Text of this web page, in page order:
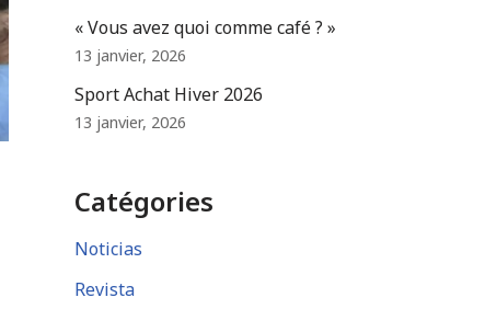
« Vous avez quoi comme café ? »
13 janvier, 2026
Sport Achat Hiver 2026
13 janvier, 2026
Catégories
Noticias
Revista